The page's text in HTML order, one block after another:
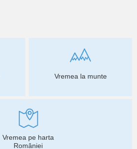
Vremea la munte
Vremea pe harta
României